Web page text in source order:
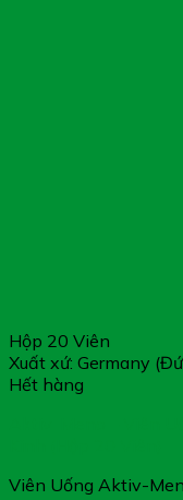
Hộp 20 Viên
Xuất xứ: Germany
Hết hàng
Viên Uống Aktiv-